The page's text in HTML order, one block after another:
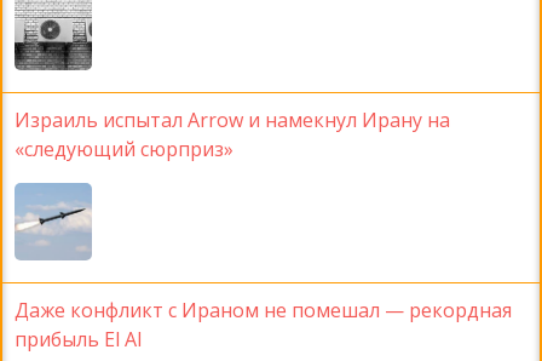
Израиль испытал Arrow и намекнул Ирану на
«следующий сюрприз»
Даже конфликт с Ираном не помешал — рекордная
прибыль El Al